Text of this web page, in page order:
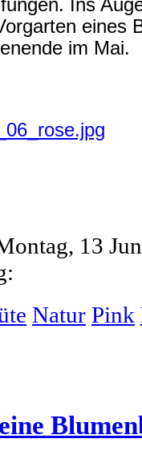
Ins
eines
im Mai.
13
Natur Pink